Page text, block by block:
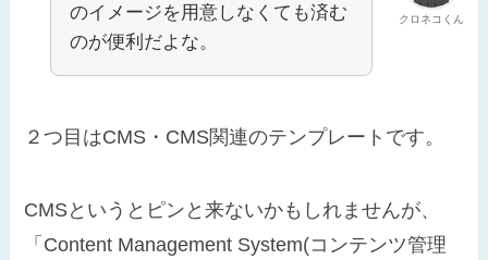
クロネコくん
のイメージを用意しなくても済む
のが便利だよな。
２つ目はCMS・CMS関連のテンプレートです。
CMSというとピンと来ないかもしれませんが、
「Content Management System(コンテンツ管理